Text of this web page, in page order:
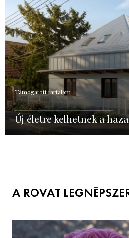
Támogatott tartalom
Új életre kelhetnek a
A ROVAT